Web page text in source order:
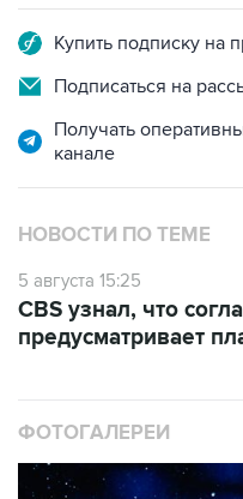
Купить подписку на
Подписаться на
Получать
канале
НОВОСТИ ПО ТЕМЕ
5 августа 15:25
CBS узнал, что
предусматривает
ФОТОГАЛЕРЕИ